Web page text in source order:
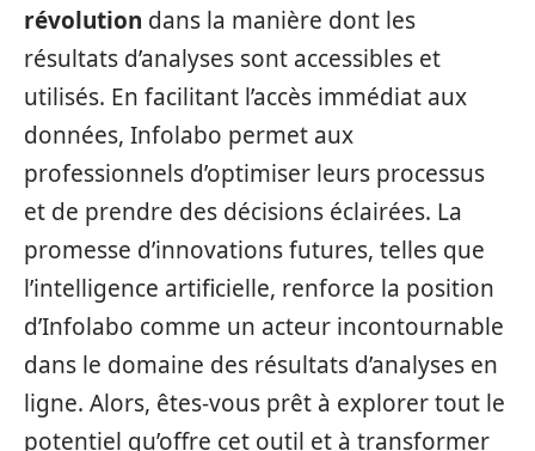
révolution dans la manière dont les
résultats d’analyses sont accessibles et
utilisés. En facilitant l’accès immédiat aux
données, Infolabo permet aux
professionnels d’optimiser leurs processus
et de prendre des décisions éclairées. La
promesse d’innovations futures, telles que
l’intelligence artificielle, renforce la position
d’Infolabo comme un acteur incontournable
dans le domaine des résultats d’analyses en
ligne. Alors, êtes-vous prêt à explorer tout le
potentiel qu’offre cet outil et à transformer